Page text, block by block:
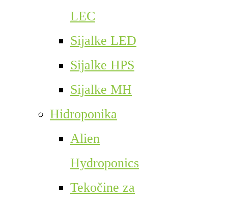
LEC
Sijalke LED
Sijalke HPS
Sijalke MH
Hidroponika
Alien
Hydroponics
Tekočine za